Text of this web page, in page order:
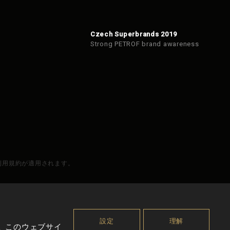
Czech Superbrands 2019
Strong PETROF brand awareness
規約が適用されます。
このウェブサイ
設定 理解